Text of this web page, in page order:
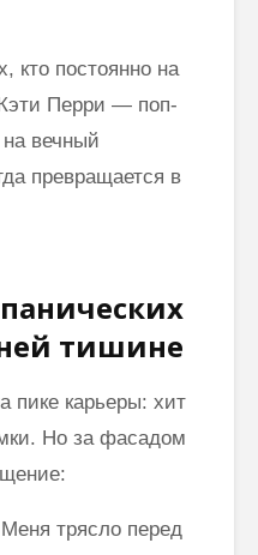
кто постоянно на
Перри — поп-
вечный
превращается в
тишине
пике карьеры: хит
Но за фасадом
трясло перед